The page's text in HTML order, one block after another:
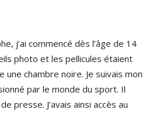
j’ai commencé dès l’âge de 14
photo et les pellicules étaient
chambre noire. Je suivais mon
par le monde du sport. Il
presse. J’avais ainsi accès au